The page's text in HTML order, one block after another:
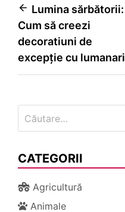
Navigare
în
articole
Lumina sărbătorii:
Cum să creezi
decoratiuni de
excepție cu lumanari
după:
CATEGORII
Agricultură
Animale